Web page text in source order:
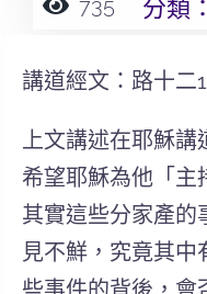
分類
講道經文：路十
上文講述在耶穌講
希望耶穌為他「主
其實這些分家產的
見不鮮，究竟其中